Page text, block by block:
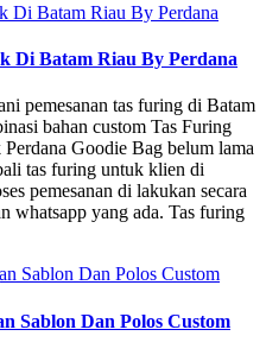
Di Batam Riau By Perdana
pemesanan tas furing di Batam
bahan custom Tas Furing
Goodie Bag belum lama
tas furing untuk klien di
pemesanan di lakukan secara
whatsapp yang ada. Tas furing
Sablon Dan Polos Custom